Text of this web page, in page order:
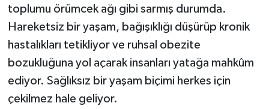
toplumu örümcek ağı gibi sarmış durumda.
Hareketsiz bir yaşam, bağışıklığı düşürüp kronik
hastalıkları tetikliyor ve ruhsal obezite
bozukluğuna yol açarak insanları yatağa mahkûm
ediyor. Sağlıksız bir yaşam biçimi herkes için
çekilmez hale geliyor.